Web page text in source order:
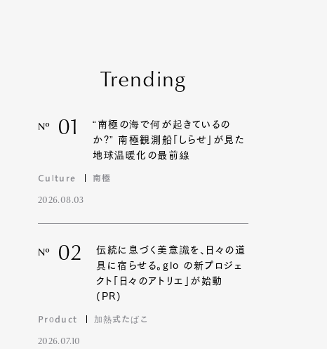
Trending
Nº 01
“南極の海で何が起きているの
か?” 南極観測船「しらせ」が見た
地球温暖化の最前線
Culture 南極
2026.08.03
Nº 02
伝統に息づく美意識を、日々の道
具に宿らせる。glo の新プロジェ
クト「日々のアトリエ」が始動
(PR)
Product 加熱式たばこ
2026.07.10